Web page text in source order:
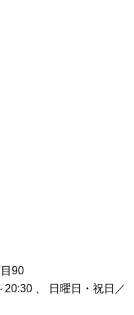
90
20:30 、 日曜日・祝日／